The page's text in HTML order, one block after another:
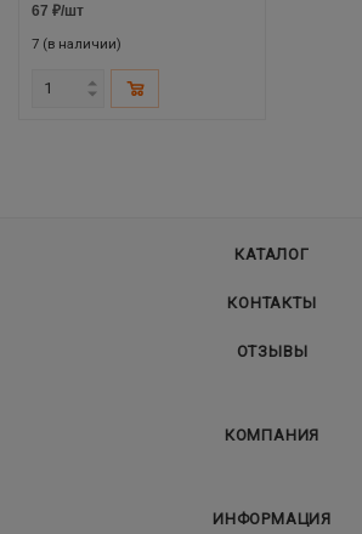
67 ₽/шт
7 (в наличии)
КАТАЛОГ
КОНТАКТЫ
ОТЗЫВЫ
КОМПАНИЯ
ИНФОРМАЦИЯ